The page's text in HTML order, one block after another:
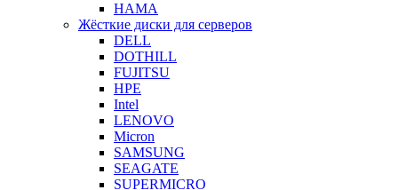
HAMA
Жёсткие диски для серверов
DELL
DOTHILL
FUJITSU
HPE
Intel
LENOVO
Micron
SAMSUNG
SEAGATE
SUPERMICRO